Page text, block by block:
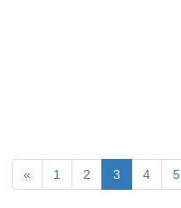
« 1 2 3 4 5